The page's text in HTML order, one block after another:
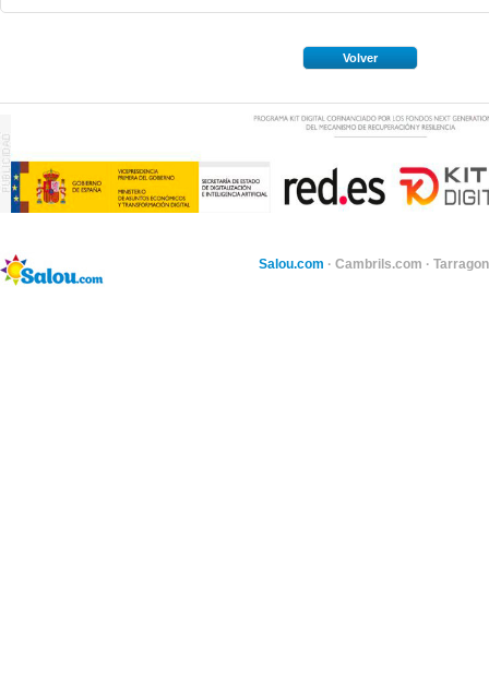
Volver
Salou.com · Cambrils.com ·